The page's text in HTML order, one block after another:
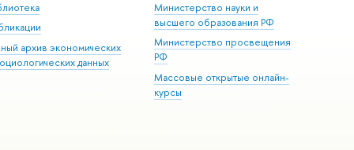
архив экономических
данных
Министерство науки и
высшего образования РФ
Министерство просвещения
РФ
Массовые открытые онлайн-
курсы